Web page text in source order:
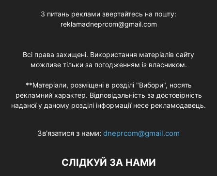
З питань реклами звертайтесь на пошту:
reklamadneprcom@gmail.com
Всі права захищені. Використання матеріалів сайту
можливе тільки за погодженням із власником.
**Матеріали, розміщені в розділі "Вибори", носять
рекламний характер. Відповідальність за достовірність
наданої у даному розділі інформації несе рекламодавець.
Зв'язатися з нами: dneprcom@gmail.com
СЛІДКУЙ ЗА НАМИ